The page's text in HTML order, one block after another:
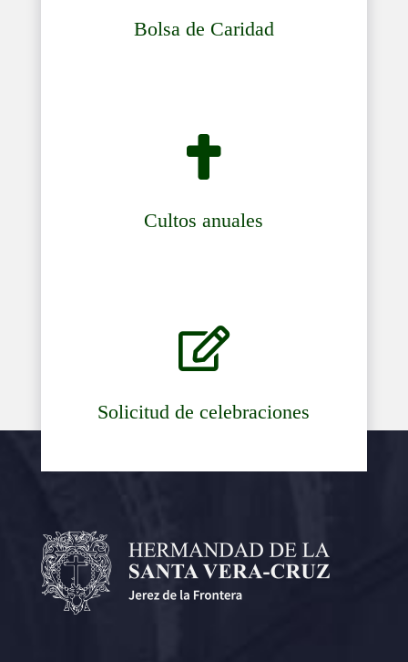
Bolsa de Caridad

Cultos anuales

Solicitud de celebraciones